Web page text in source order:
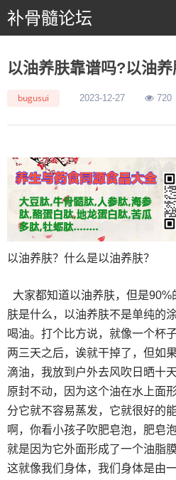
补骨髓论坛
以油养肤靠谱吗?以油
bugusui 2023-12-27 720
以油养肤？什么是以油养肤？
大家都知道以油养肤，但是
肤是什么，以油养肤不是单纯的
喝油。打个比方说，就像一个杯
两三天之后，诶就干掉了，但如
滴油，我放到户外去风吹日晒十
原封不动，因为这个油在水上面
分它就不容易蒸发，它就很好的
啊，你看小孩子吹肥皂泡，肥皂
就是因为它外面形成了一个油脂
这就像我们身体，我们身体是由